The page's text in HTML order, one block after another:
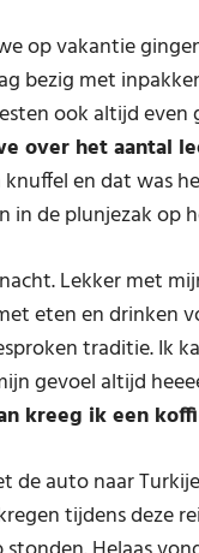
op vakantie
bezig met
ook altijd
over het aantal
en dat was
in de plunjezak op
Lekker met
eten en drinken
traditie. Ik
gevoel altijd
kreeg ik een
de auto naar
tijdens deze